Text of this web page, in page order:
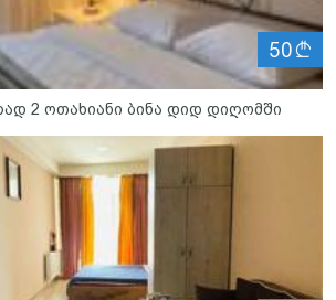
50
2 ოთახიანი ბინა დიდ დიღომში